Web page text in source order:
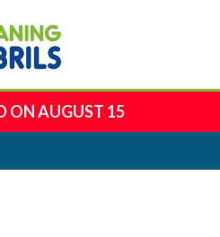
ON AUGUST 15